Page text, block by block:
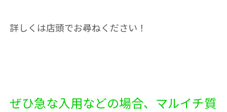
詳しくは店頭でお尋ねください！
ぜひ急な入用などの場合、マルイチ質